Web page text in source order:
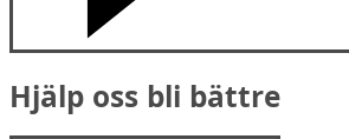
Hjälp oss bli bättre